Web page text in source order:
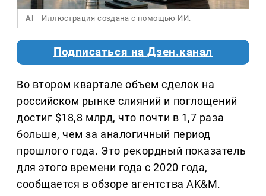
AI Иллюстрация создана с помощью ИИ.
Подписаться на Дзен.канал
Во втором квартале объем сделок на
российском рынке слияний и поглощений
достиг $18,8 млрд, что почти в 1,7 раза
больше, чем за аналогичный период
прошлого года. Это рекордный показатель
для этого времени года с 2020 года,
сообщается в обзоре агентства AK&M.